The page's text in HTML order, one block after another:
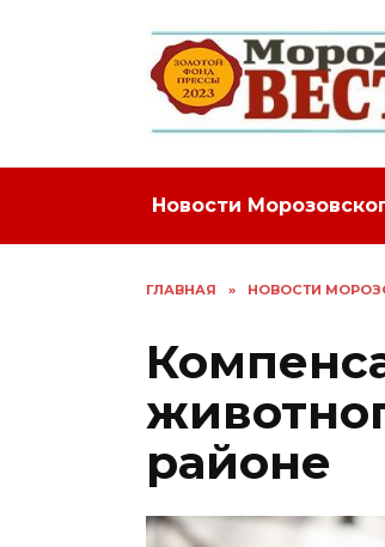
Новости
ГЛАВНАЯ » НОВОСТИ
районе